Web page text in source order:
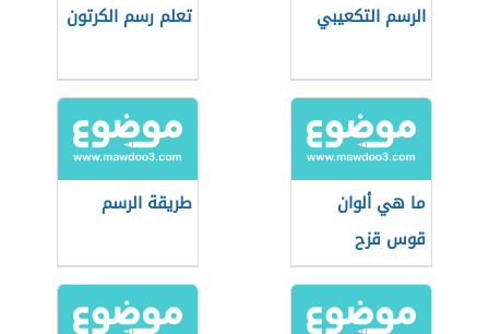
الرسم التكعيبي تعلم رسم الكرتون
ما هي ألوان
قوس قزح
طريقة الرسم